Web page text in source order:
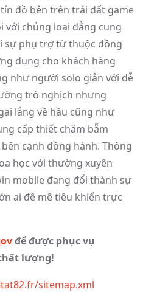
đồ bên trên trái đất game
với chủng loại đẳng cung
sự phụ trợ từ thuộc đồng
dụng cho khách hàng
như người solo giản với dễ
trò nghịch nhưng
lắng về hầu cũng như
cấp thiết chăm bẵm
cạnh đồng hành. Thông
học với thường xuyên
mobile đang đổi thành sự
ai đê mê tiêu khiển trực
để được phục vụ
chất lượng!
sitemap.xml